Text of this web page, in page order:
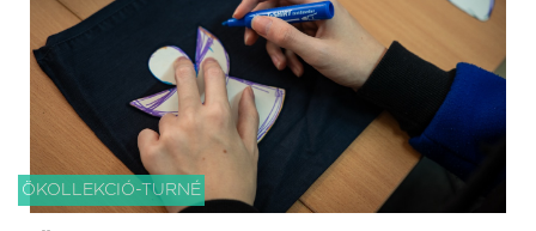
ÖKOLLEKCIÓ-TURNÉ